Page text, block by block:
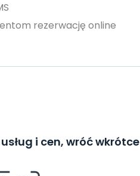
rezerwację online
i cen, wróć wkrótce